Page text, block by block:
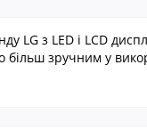
LG з LED і LCD
більш зручним у